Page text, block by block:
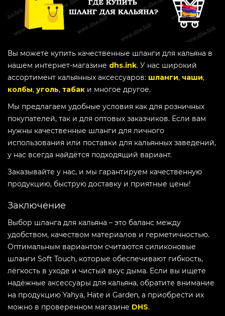
Вы можете купить качественные шланги для кальяна в
нашем интернет-магазине dhs.ink. У нас широкий
ассортимент кальянных аксессуаров: шланги, чаши,
колбы, уголь, табак и многое другое.
Мы предлагаем удобные условия как для розничных
покупателей, так и для оптовых заказчиков. Если вам
нужны качественные шланги для личного
использования или поставки для кальянных заведений,
у нас всегда найдётся подходящий вариант.
Заказывайте у нас, и мы гарантируем качественную
продукцию, быструю доставку и приятные цены!
Заключение
Выбор шланга для кальяна – это баланс между
удобством, качеством материалов и герметичностью.
Оптимальным вариантом считаются силиконовые
шланги Soft Touch, которые обеспечивают гибкость,
лёгкость в уходе и чистый вкус дыма. Если вы ищете
надёжные аксессуары для кальяна, обратите внимание
на продукцию Yahya, Hate и Garden, а приобрести их
можно в проверенном магазине DHS.